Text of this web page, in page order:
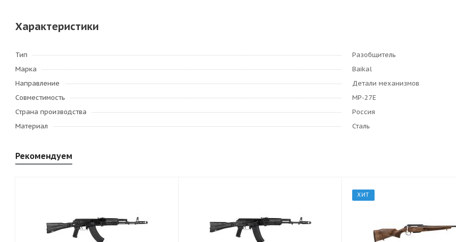
Характеристики
Тип
Разобщитель
Марка
Baikal
Направление
Детали механизмов
Совместимость
МР-27Е
Страна производства
Россия
Материал
Сталь
Рекомендуем
ХИТ